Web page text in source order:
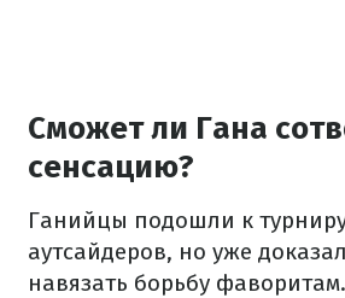
Сможет ли Гана
сенсацию?
Ганийцы подошли к турниру
аутсайдеров, но уже
навязать борьбу